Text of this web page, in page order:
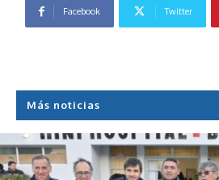
Facebook Twitter
Más noticias